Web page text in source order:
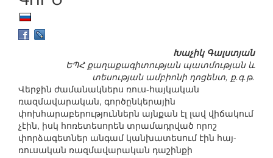
Խաչիկ Գալստյան
ԵՊՀ քաղաքագիտության պատմության և
տեսության ամբիոնի դոցենտ, ք.գ.թ.
Վերջին ժամանակներս ռուս-հայկական
ռազմավարական, գործընկերային
փոխհարաբերություններն այնքան էլ լավ վիճակում
չէին, իսկ հոռետեսորեն տրամադրված որոշ
փորձագետներ անգամ կանխատեսում էին հայ-
ռուսական ռազմավարական դաշինքի